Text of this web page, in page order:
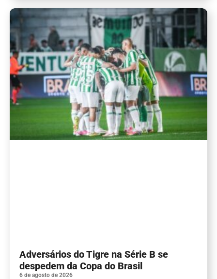
Adversários do Tigre na Série B se
despedem da Copa do Brasil
6 de agosto de 2026